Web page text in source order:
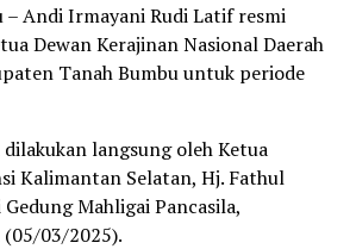
– Andi Irmayani Rudi Latif resmi
Dewan Kerajinan Nasional Daerah
Tanah Bumbu untuk periode
langsung oleh Ketua
Kalimantan Selatan, Hj. Fathul
Mahligai Pancasila,
(05/03/2025).